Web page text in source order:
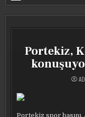
Portekiz,
Portekiz spor basını,